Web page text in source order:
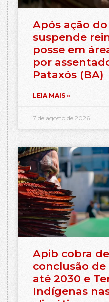
Após ação do
suspende
posse em
por
Pataxós (BA)
LEIA MAIS »
7 de agosto de 2026
Apib cobra
conclusão
até 2030 e
Indígenas